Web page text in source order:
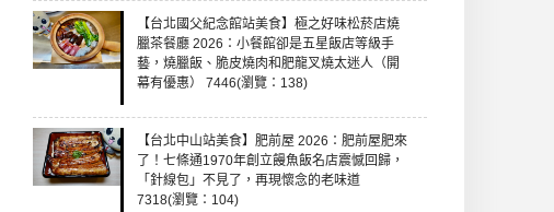
【台北國父紀念館站美食】極之好味松菸店燒
臘茶餐廳 2026：小餐館卻是五星飯店等級手
藝，燒臘飯、脆皮燒肉和肥龍叉燒太迷人（開
幕有優惠） 7446(瀏覽：138)
【台北中山站美食】肥前屋 2026：肥前屋肥來
了！七條通1970年創立饅魚飯名店震憾回歸，
「針線包」不見了，再現懷念的老味道
7318(瀏覽：104)